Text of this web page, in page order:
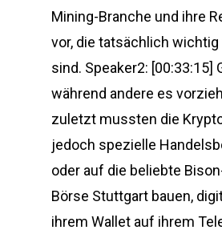
Mining-Branche und ihre
vor, die tatsächlich
sind. Speaker2: [00:33:15]
während andere es
zuletzt mussten die
jedoch spezielle
oder auf die beliebte
Börse Stuttgart bauen,
ihrem Wallet auf ihrem